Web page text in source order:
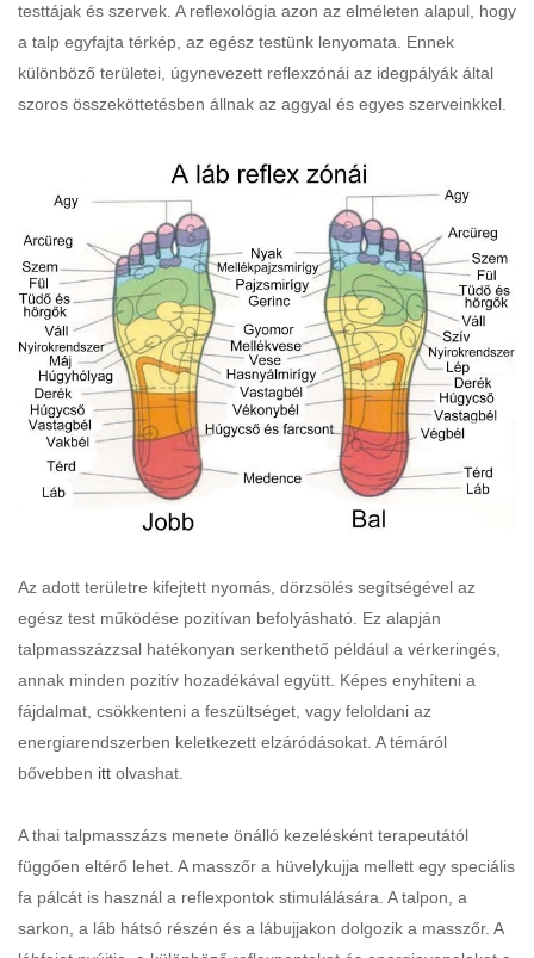
testtájak és szervek. A reflexológia azon az elméleten alapul, hogy
a talp egyfajta térkép, az egész testünk lenyomata. Ennek
különböző területei, úgynevezett reflexzónái az idegpályák által
szoros összeköttetésben állnak az aggyal és egyes szerveinkkel.
Az adott területre kifejtett nyomás, dörzsölés segítségével az
egész test működése pozitívan befolyásható. Ez alapján
talpmasszázzsal hatékonyan serkenthető például a vérkeringés,
annak minden pozitív hozadékával együtt. Képes enyhíteni a
fájdalmat, csökkenteni a feszültséget, vagy feloldani az
energiarendszerben keletkezett elzáródásokat. A témáról
bővebben itt olvashat.
A thai talpmasszázs menete önálló kezelésként terapeutától
függően eltérő lehet. A masszőr a hüvelykujja mellett egy speciális
fa pálcát is használ a reflexpontok stimulálására. A talpon, a
sarkon, a láb hátsó részén és a lábujjakon dolgozik a masszőr. A